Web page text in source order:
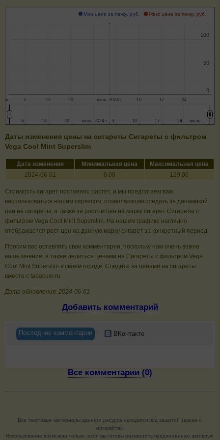
Мин цена за пачку, руб. Макс цена за пачку, руб.
м… июнь 2024 г.
6 13 20 10 17 24
0
0
50
50
100
100
июнь 2024 г.
июнь 2024 г. июль…
июль…
6
6 13
13 20
20 33 10
10 17
17 24
24
Даты изменения цены на сигареты Сигареты с фильтром
Vega Cool Mint Superslim
Дата изменения Минимальная цена
Максимальная цена
2024-06-01
0.00 129.00
Стоимость сигарет постоянно растет, и мы предлагаем вам
воспользоваться нашим сервисом, позволяющим следить за динамикой
цен на сигареты, а также за ростом цен на марку сигарет Сигареты с
фильтром Vega Cool Mint Superslim. На нашем графике наглядно
отображается рост цен на данную марку сигарет за конкретный период.
Просим вас оставлять свои комментарии, поскольку нам очень важно
ваше мнение, а также делиться ценами на Сигареты с фильтром Vega
Cool Mint Superslim в своем городе. Следите за ценами на сигареты
вместе с tabacum.ru
Дата обновления: 2024-06-01
Добавить комментарий
Последние комментарии ВКонтакте
Все комментарии (0)
Все текстовые материалы данного ресурса находятся под защитой закона о
копирайтах.
Использование возможно только, если вы готовы разместить предложенную активную